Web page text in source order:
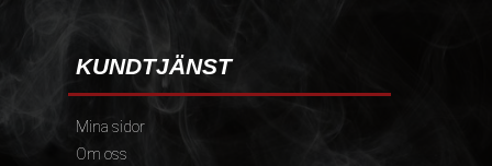
KUNDTJÄNST
Mina sidor
Om oss